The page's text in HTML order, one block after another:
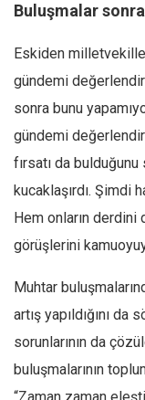
Buluşmalar
Eskiden
gündemi
sonra bunu
gündemi
fırsatı da
kucaklaşırdı. Şimdi
Hem onların
görüşlerini
Muhtar
artış yapıldığını
sorunlarının da
buluşmalarının